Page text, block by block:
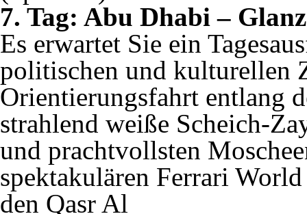
7. Tag: Abu Dhabi –
Es erwartet Sie ein
politischen und kulturellen
Orientierungsfahrt entlang
strahlend weiße Scheich-
und prachtvollsten
spektakulären Ferrari
den Qasr Al